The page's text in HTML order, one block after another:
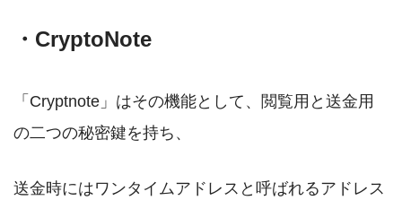
・CryptoNote
「Cryptnote」はその機能として、閲覧用と送金用
の二つの秘密鍵を持ち、
送金時にはワンタイムアドレスと呼ばれるアドレス